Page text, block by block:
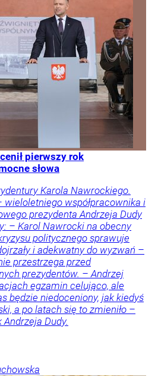
pierwszy rok
słowa
Karola Nawrockiego.
wieloletniego współpracownika i
prezydenta Andrzeja Dudy
– Karol Nawrocki na obecny
politycznego sprawuje
i adekwatny do wyzwań –
przestrzega przed
prezydentów. – Andrzej
egzamin celująco, ale
będzie niedoceniony, jak kiedyś
a po latach się to zmieniło –
Andrzeja Dudy.